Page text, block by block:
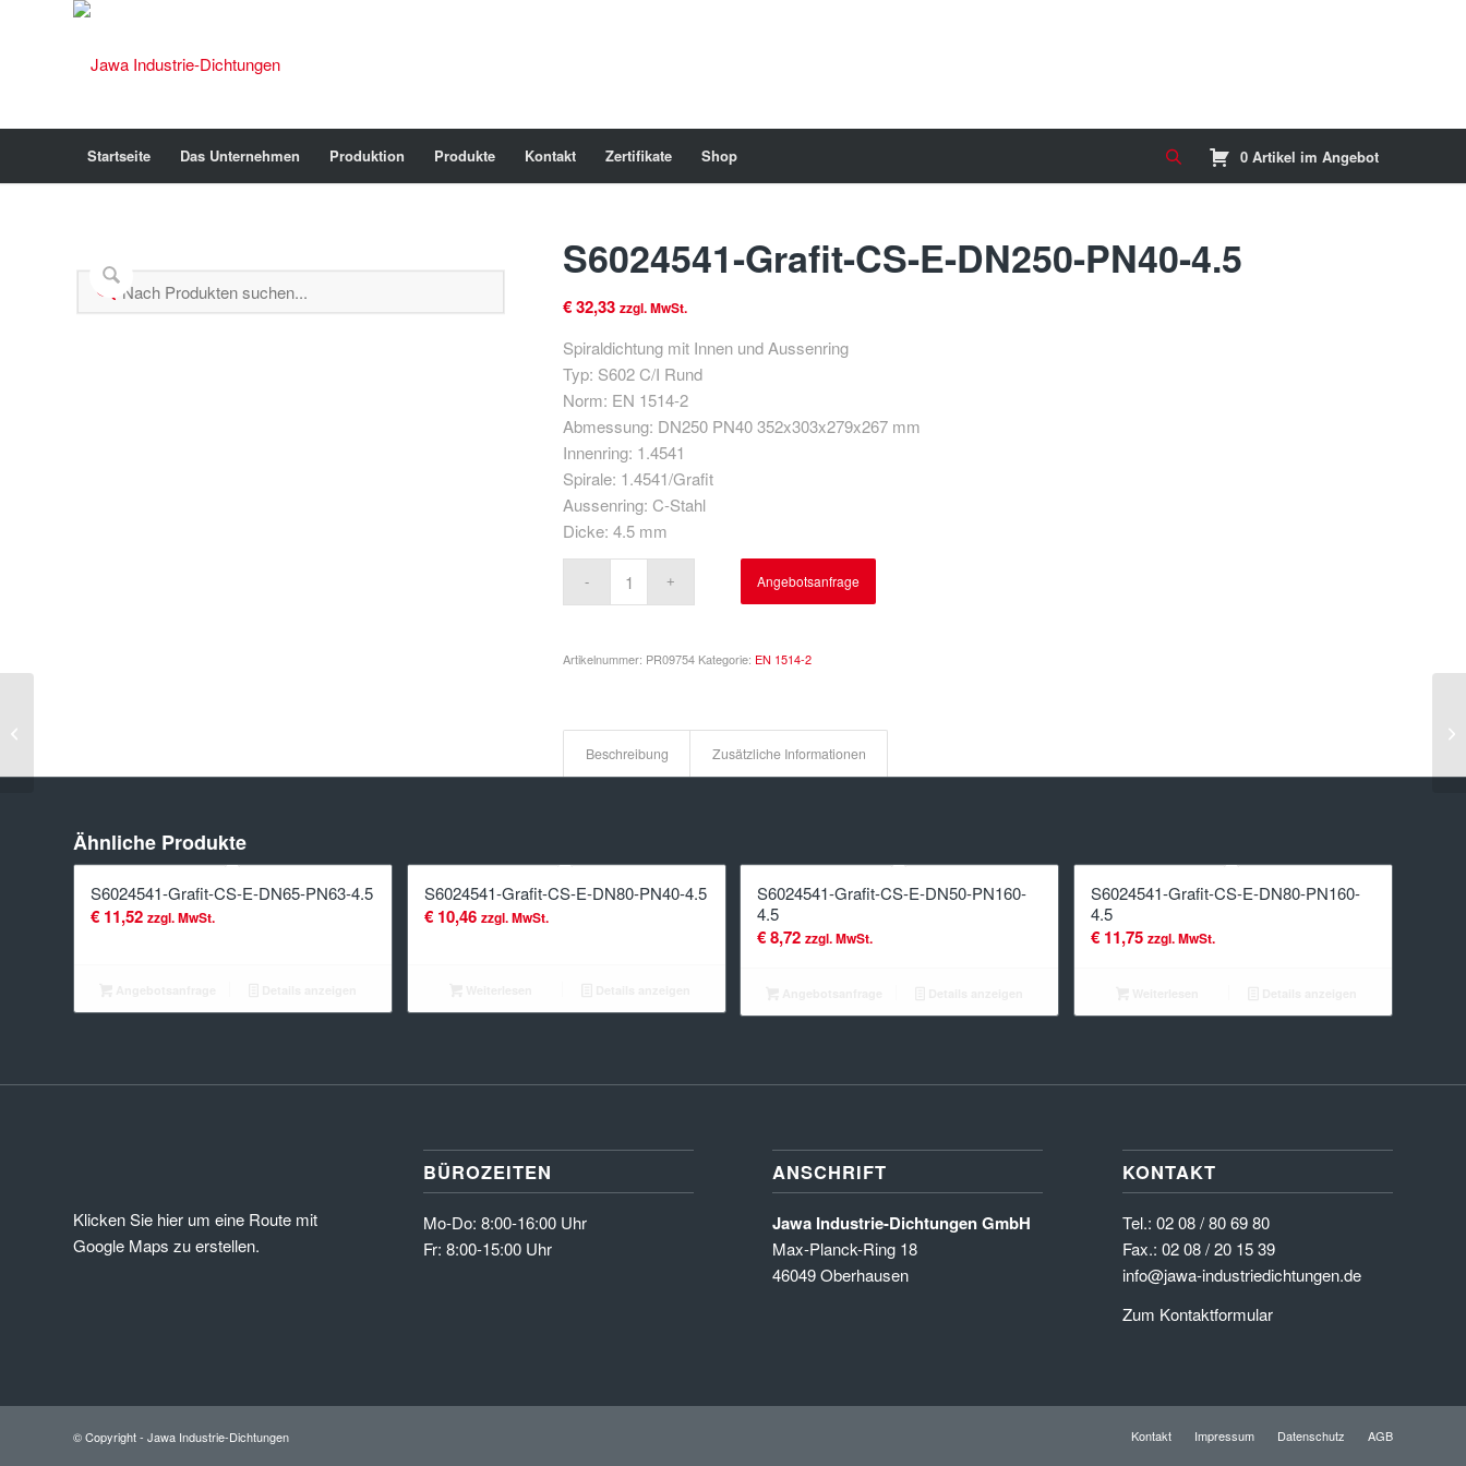
Startseite Das Unternehmen Produktion Produkte Kontakt Zertifikate Shop 0 Artikel im Angebot
S6024541-Grafit-CS-E-DN250-PN40-4.5
€32,33 zzgl. MwSt.
Spiraldichtung mit Innen und Aussenring
Typ: S602 C/I Rund
Norm: EN 1514-2
Abmessung: DN250 PN40 352x303x279x267 mm
Innenring: 1.4541
Spirale: 1.4541/Grafit
Aussenring: C-Stahl
Dicke: 4.5 mm
Angebotsanfrage
Artikelnummer: PR09754 Kategorie: EN 1514-2
Beschreibung Zusätzliche Informationen
Ähnliche Produkte
S6024541-Grafit-CS-E-DN65-PN63-4.5
€ 11,52 zzgl. MwSt.
S6024541-Grafit-CS-E-DN80-PN40-4.5
€10,46 zzgl. MwSt.
S6024541-Grafit-CS-E-DN50-PN160-
4.5
€8,72 zzgl. MwSt.
S6024541-Grafit-CS-E-DN80-PN160-
4.5
€11,75 zzgl. MwSt.
Klicken Sie hier um eine Route mit
Google Maps zu erstellen.
BÜROZEITEN
Mo-Do: 8:00-16:00 Uhr
Fr: 8:00-15:00 Uhr
ANSCHRIFT
Jawa Industrie-Dichtungen GmbH
Max-Planck-Ring 18
46049 Oberhausen
KONTAKT
Tel.: 02 08 / 80 69 80
Fax.: 02 08 / 20 15 39
info@jawa-industriedichtungen.de
Zum Kontaktformular
© Copyright - Jawa Industrie-Dichtungen Kontakt Impressum Datenschutz AGB